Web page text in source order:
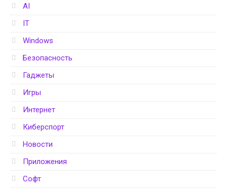
AI
IT
Windows
Безопасность
Гаджеты
Игры
Интернет
Киберспорт
Новости
Приложения
Софт